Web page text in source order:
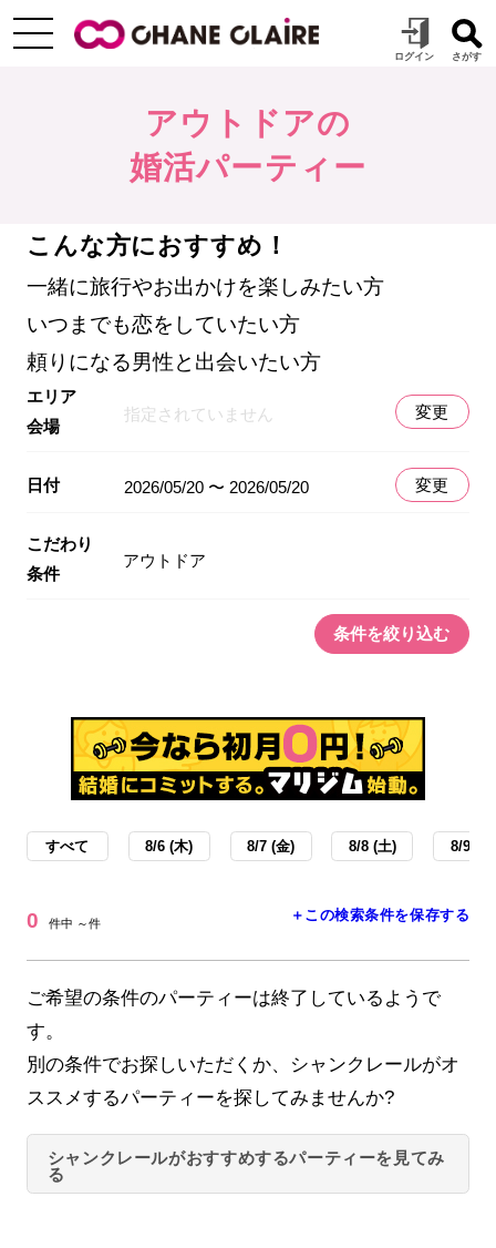
アウトドアの
婚活パーティー
こんな方におすすめ！
一緒に旅行やお出かけを楽しみたい方
いつまでも恋をしていたい方
頼りになる男性と出会いたい方
エリア
会場
指定されていません 変更
日付 2026/05/20 〜 2026/05/20 変更
こだわり
条件
アウトドア
条件を絞り込む
すべて 8/6 (木) 8/7 (金) 8/8 (土) 8/9 (日
0 件中 ～件 ＋この検索条件を保存する
ご希望の条件のパーティーは終了しているようで
す。
別の条件でお探しいただくか、シャンクレールがオ
ススメするパーティーを探してみませんか?
シャンクレールがおすすめするパーティーを見てみ
る